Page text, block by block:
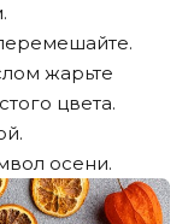
жарьте
цвета.
осени.